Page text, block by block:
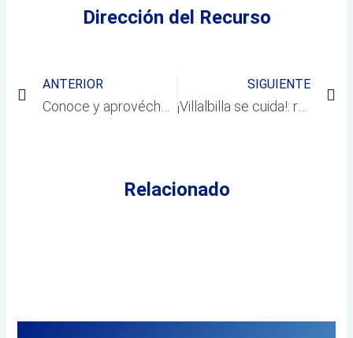
Dirección del Recurso
ANTERIOR SIGUIENTE
¡Villalbilla se cuida!: recomendaciones generales frente a las bajas temperaturas
Relacionado